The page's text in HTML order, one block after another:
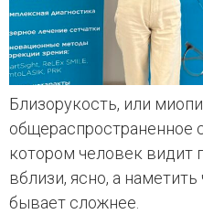
Близорукость, или
общераспространенное
котором человек видит
вблизи, ясно, а
бывает сложнее.